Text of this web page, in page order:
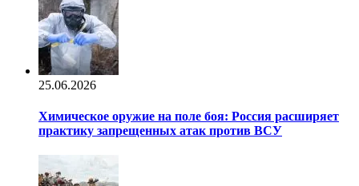
25.06.2026
Химическое оружие на поле боя: Россия расширяет
практику запрещенных атак против ВСУ